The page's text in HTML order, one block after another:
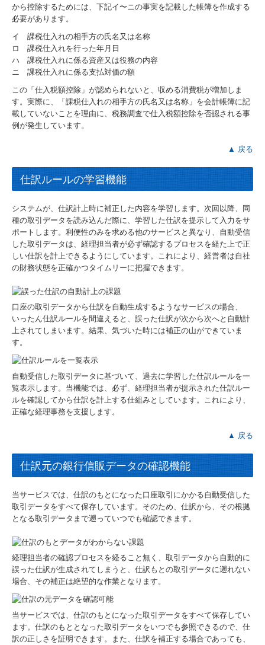
から控除するためには、下記イ〜ニの事実を記載した帳簿を作成する
必要があります。
イ 課税仕入れの相手方の氏名又は名称
ロ 課税仕入れを行った年月日
ハ 課税仕入れに係る資産又は役務の内容
ニ 課税仕入れに係る支払対価の額
この「仕入税額控除」が認められないと、収める消費税が増加しま
す。実際に、「課税仕入れの相手方の氏名又は名称」を会計帳簿に記
載していないことを理由に、税務調査で仕入税額控除を否認される事
例が発生しています。
▲ 戻る
仕訳ルールの学習機能
システムが、仕訳計上時に補正した内容を学習します。次回以降、同
種の取引データを読み込んだ際に、学習した仕訳を提示して入力をサ
ポートします。利便性のみを求める他のサービスと異なり、自動受信
した取引データは、経理担当者が必ず確認するプロセスを経た上で正
しい仕訳を計上できるようにしています。これにより、経営者は自社
の財務状態を正確かつタイムリーに把握できます。
口座の取引データから仕訳を自動生成するようなサービスの場合、
いったん仕訳ルールを間違えると、誤った仕訳が次から次へと自動計
上されてしまいます。結果、気づいた時には補正の山ができていま
す。
自動受信した取引データに基づいて、過去に学習した仕訳ルールを一
覧表示します。当機能では、必ず、経理担当者が提示された仕訳ルー
ルを確認してから仕訳を計上する仕組みとしています。これにより、
正確な経理事務を支援します。
▲ 戻る
仕訳元の銀行信販データの確認機能
当サービスでは、仕訳のもとになった口座取引にかかる自動受信した
取引データをすべて保存しています。そのため、仕訳から、その根拠
となる取引データまで遡っていつでも確認できます。
経理担当者の確認プロセスを経ること無く、取引データから自動的に
誤った仕訳が生成されてしまうと、仕訳もとの取引データに遡れない
場合、その補正は絶望的な作業となります。
当サービスでは、仕訳のもとになった取引データをすべて保存してい
ます。仕訳のもととなった取引データをいつでも参照できるので、仕
訳の正しさを証明できます。また、仕訳を補正する場合であっても、